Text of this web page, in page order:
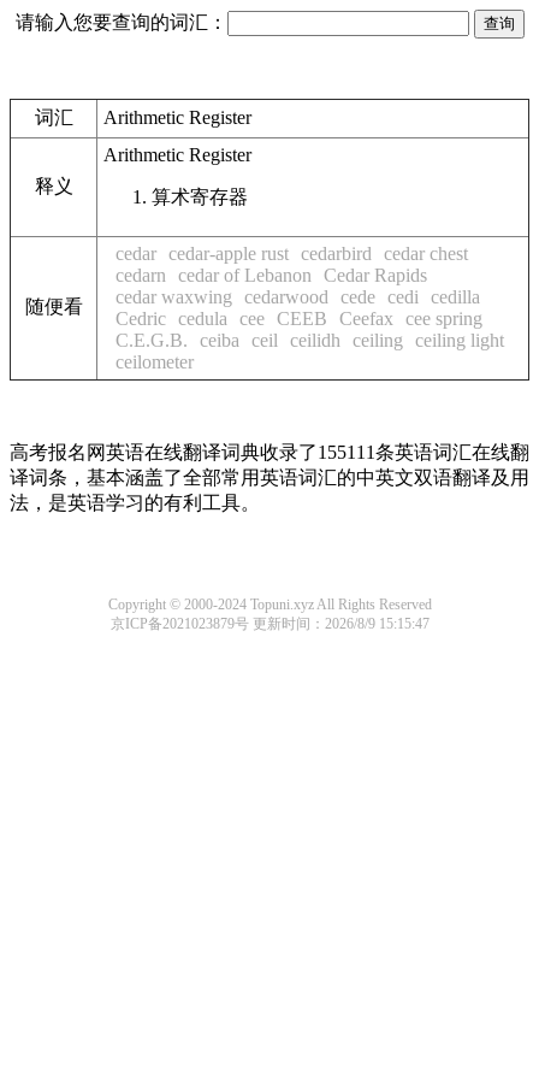
请输入您要查询的词汇：
词汇 Arithmetic Register
释义
Arithmetic Register
算术寄存器
随便看
cedar cedar-apple rust cedarbird
cedar chest
cedarn
cedar of Lebanon
Cedar Rapids
cedar waxwing
cedarwood cede cedi
cedilla
Cedric cedula cee CEEB Ceefax
cee spring
C.E.G.B.
ceiba ceil ceilidh ceiling
ceiling light
ceilometer
高考报名网英语在线翻译词典收录了155111条英语词汇在线翻
译词条，基本涵盖了全部常用英语词汇的中英文双语翻译及用
法，是英语学习的有利工具。
Copyright © 2000-2024 Topuni.xyz All Rights Reserved
京ICP备2021023879号更新时间：2026/8/9 15:15:47